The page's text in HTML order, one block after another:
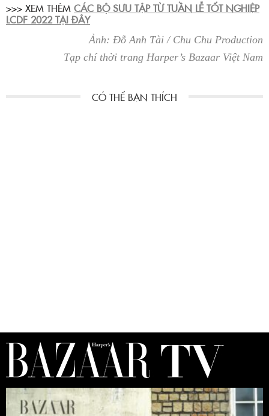
>>> XEM THÊM CÁC BỘ SƯU TẬP TỪ TUẦN LỄ TỐT NGHIỆP
LCDF 2022 TẠI ĐÂY
Ảnh: Đỗ Anh Tài / Chu Chu Production
Tạp chí thời trang Harper’s Bazaar Việt Nam